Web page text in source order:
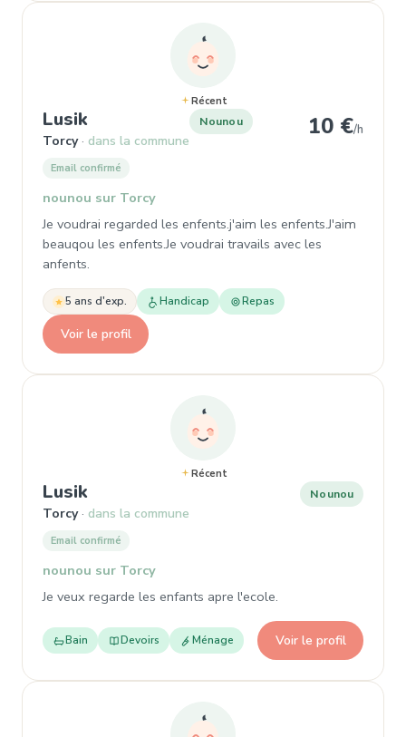
Récent
Lusik , Nounou à Torcy
Torcy dans la commune
Nounou 10 €/h
Email confirmé
nounou sur Torcy
Je voudrai regarded les enfents.j'aim les enfents.J'aim
beauqou les enfents.Je voudrai travails avec les
anfents.
5 ans d'exp. Handicap Repas
Voir le profil
Récent
Lusik
Torcy dans la commune
Nounou
Email confirmé
nounou sur Torcy
Je veux regarde les enfants apre l'ecole.
Bain Devoirs Ménage Voir le profil